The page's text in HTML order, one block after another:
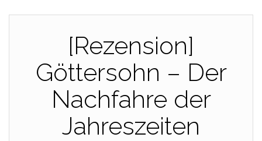
[Rezension]
Göttersohn – Der
Nachfahre der
Jahreszeiten